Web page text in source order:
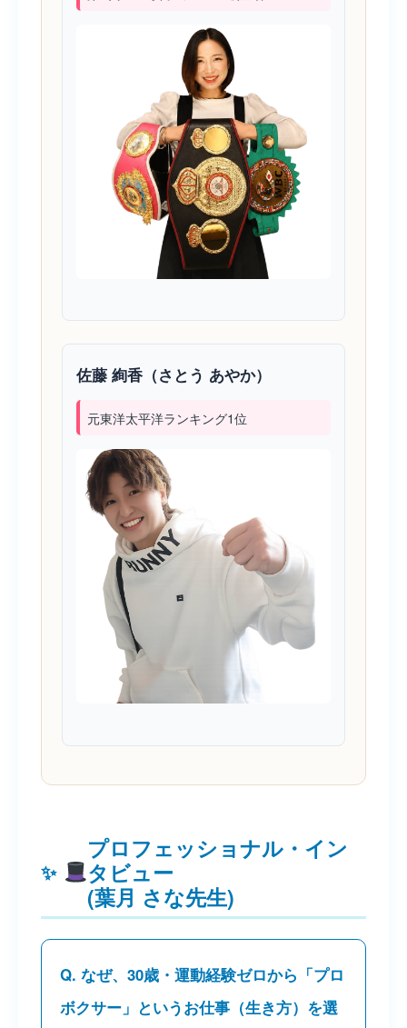
佐藤 絢香（さとう あやか）
元東洋太平洋ランキング1位
プロフェッショナル・イン
タビュー
(葉月 さな先生)
Q. なぜ、30歳・運動経験ゼロから「プロ
ボクサー」というお仕事（生き方）を選